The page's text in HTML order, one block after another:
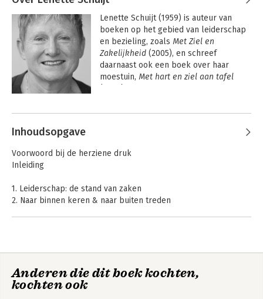
Lenette Schuijt (1959) is auteur van
boeken op het gebied van leiderschap
en bezieling, zoals Met Ziel en
Zakelijkheid (2005), en schreef
daarnaast ook een boek over haar
moestuin, Met hart en ziel aan tafel
adviseur/coach voor maatschappelijke
Andere boeken door Lenette Schuijt
Inhoudsopgave
Voorwoord bij de herziene druk
Inleiding
1. Leiderschap: de stand van zaken
2. Naar binnen keren & naar buiten treden
Tot slot
Noten
Anderen die dit boek kochten,
kochten ook